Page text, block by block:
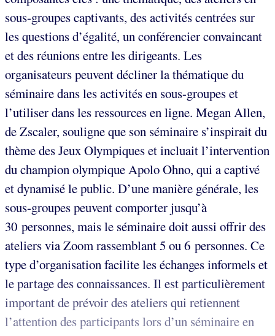
sous-groupes captivants, des activités centrées sur
les questions d’égalité, un conférencier convaincant
et des réunions entre les dirigeants. Les
organisateurs peuvent décliner la thématique du
séminaire dans les activités en sous-groupes et
l’utiliser dans les ressources en ligne. Megan Allen,
de Zscaler, souligne que son séminaire s’inspirait du
thème des Jeux Olympiques et incluait l’intervention
du champion olympique Apolo Ohno, qui a captivé
et dynamisé le public. D’une manière générale, les
sous-groupes peuvent comporter jusqu’à
30 personnes, mais le séminaire doit aussi offrir des
ateliers via Zoom rassemblant 5 ou 6 personnes. Ce
type d’organisation facilite les échanges informels et
le partage des connaissances. Il est particulièrement
important de prévoir des ateliers qui retiennent
l’attention des participants lors d’un séminaire en